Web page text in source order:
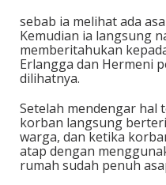
sebab ia melihat ada
Kemudian ia langsung
memberitahukan
Erlangga dan Hermeni
dilihatnya.
Setelah mendengar hal
korban langsung
warga, dan ketika
atap dengan
rumah sudah penuh